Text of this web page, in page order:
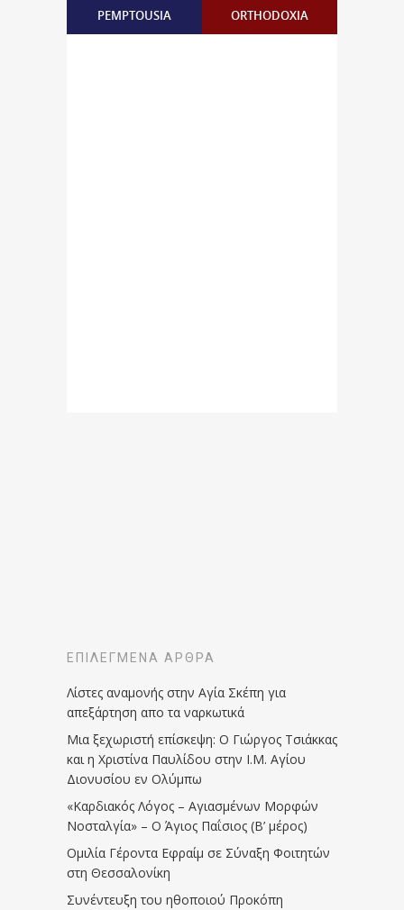
PEMPTOUSIA ORTHODOXIA
ΕΠΙΛΕΓΜΈΝΑ ΆΡΘΡΑ
Λίστες αναμονής στην Αγία Σκέπη για
απεξάρτηση απο τα ναρκωτικά
Μια ξεχωριστή επίσκεψη: Ο Γιώργος Τσιάκκας
και η Χριστίνα Παυλίδου στην Ι.Μ. Αγίου
Διονυσίου εν Ολύμπω
«Καρδιακός Λόγος – Αγιασμένων Μορφών
Νοσταλγία» – Ο Άγιος Παΐσιος (Β’ μέρος)
Ομιλία Γέροντα Εφραίμ σε Σύναξη Φοιτητών
στη Θεσσαλονίκη
Συνέντευξη του ηθοποιού Προκόπη